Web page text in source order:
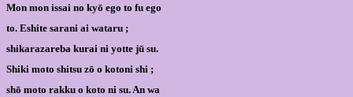
Mon mon issai no kyō ego to fu ego
to. Eshite sarani ai wataru ;
shikarazareba kurai ni yotte jū su.
Shiki moto shitsu zō o kotoni shi ;
shō moto rakku o koto ni su. An wa